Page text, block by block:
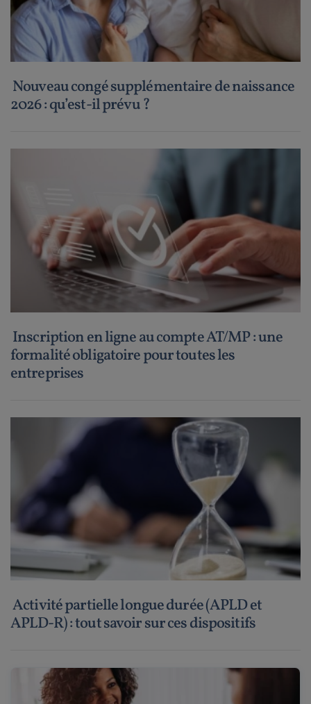
Nouveau congé supplémentaire de naissance
2026 : qu’est-il prévu ?
Inscription en ligne au compte AT/MP : une
formalité obligatoire pour toutes les
entreprises
Activité partielle longue durée (APLD et
APLD-R) : tout savoir sur ces dispositifs